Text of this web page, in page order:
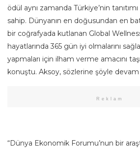
ödül aynı zamanda Türkiye’nin
sahip. Dünyanın en doğusundan en
bir coğrafyada kutlanan Global
hayatlarında 365 gün iyi olmalarını
yapmaları için ilham verme amacını
konuştu. Aksoy, sözlerine şöyle
Reklam
“Dünya Ekonomik Forumu’nun bir